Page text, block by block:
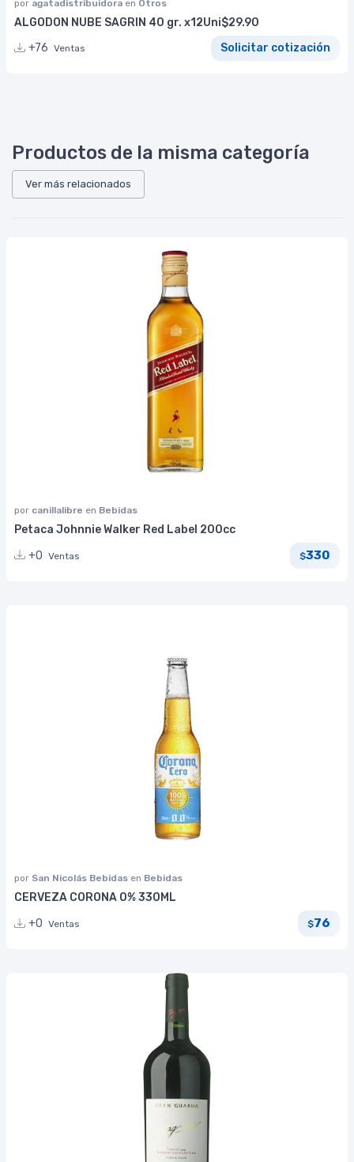
por agatadistribuidora en Otros
ALGODON NUBE SAGRIN 40 gr. x12Uni$29.90
+76 Ventas Solicitar cotización
Productos de la misma categoría
Ver más relacionados
por canillalibre en Bebidas
Petaca Johnnie Walker Red Label 200cc
+0 Ventas $330
por San Nicolás Bebidas en Bebidas
CERVEZA CORONA 0% 330ML
+0 Ventas $76